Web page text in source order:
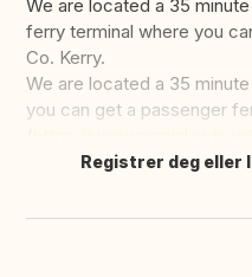
We are located a 35
ferry terminal where you
Co. Kerry.
We are located a 35
you can get a passenger
Oversett dette
Registrer deg eller